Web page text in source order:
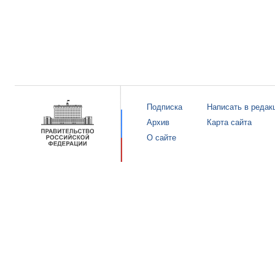
Подписка
Архив
О сайте
Написать в
Карта сайта